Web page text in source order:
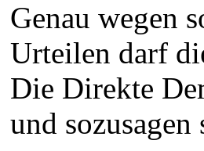
Genau wegen
Urteilen darf
Die Direkte
und